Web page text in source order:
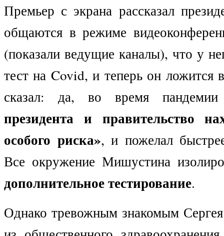
Премьер с экрана рассказал
общаются в режиме
(показали ведущие каналы), что у
тест на Covid, и теперь он ложится
сказал: да, во время
президента и правительство
особого риска», и пожелал
Все окружение Мишустина
дополнительное тестирование.
Однако тревожным знакомым